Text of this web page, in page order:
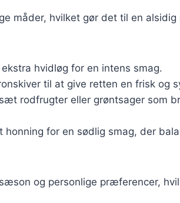
måder, hvilket gør det til en
hvidløg for en intens smag.
til at give retten en frisk og
rodfrugter eller grøntsager som
honning for en sødlig smag, der
og personlige præferencer,